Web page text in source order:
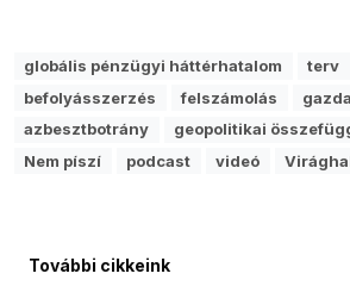
globális pénzügyi háttérhatalom terv
befolyásszerzés
felszámolás
azbesztbotrány
geopolitikai
Nem píszí
podcast videó
További cikkeink